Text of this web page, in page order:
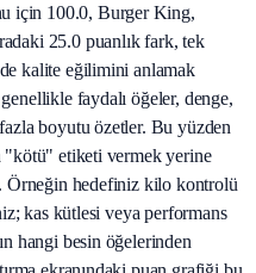
için 100.0, Burger King,
25.0 puanlık fark, tek
de kalite eğilimini anlamak
faydalı öğeler, denge,
boyutu özetler. Bu yüzden
etiketi vermek yerine
Örneğin hedefiniz kilo kontrolü
kas kütlesi veya performans
hangi besin öğelerinden